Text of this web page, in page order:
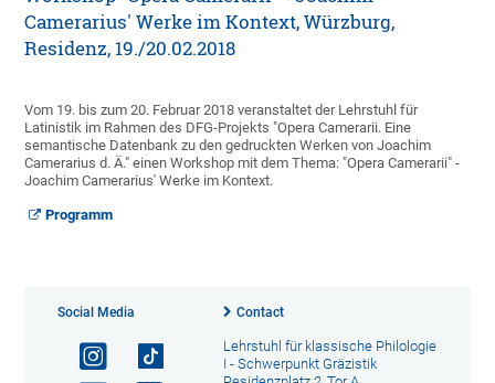
Camerarius' Werke im Kontext, Würzburg,
Residenz, 19./20.02.2018
Vom 19. bis zum 20. Februar 2018 veranstaltet der Lehrstuhl für
Latinistik im Rahmen des DFG-Projekts "Opera Camerarii. Eine
semantische Datenbank zu den gedruckten Werken von Joachim
Camerarius d. Ä." einen Workshop mit dem Thema: "Opera Camerarii" -
Joachim Camerarius' Werke im Kontext.
Programm
Social Media Contact
Lehrstuhl für klassische Philologie
I - Schwerpunkt Gräzistik